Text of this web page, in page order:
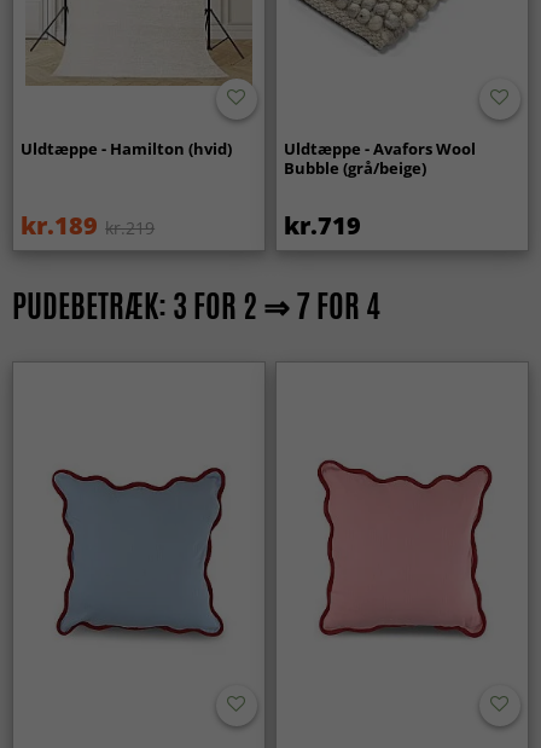
Uldtæppe - Hamilton (hvid)
kr.189 kr.219
Uldtæppe - Avafors Wool
Bubble (grå/beige)
kr.719
PUDEBETRÆK: 3 FOR 2 ⇒ 7 FOR 4